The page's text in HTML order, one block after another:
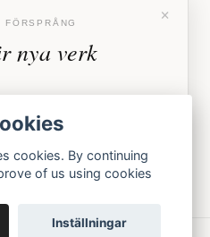
×
FÖRSPRÅNG
nya verk
verk och personliga
innan vi annonserar
cookies. By continuing
of us using cookies
Inställningar